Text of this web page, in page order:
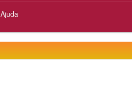
Ajuda